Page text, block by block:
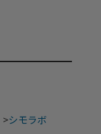
>シモラボ